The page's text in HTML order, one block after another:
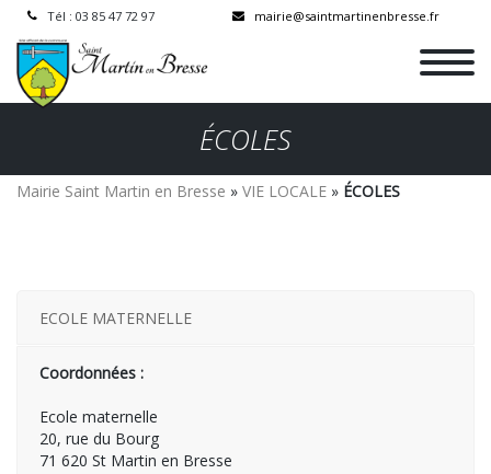
Tél : 03 85 47 72 97 mairie@saintmartinenbresse.fr
ÉCOLES
Mairie Saint Martin en Bresse » VIE LOCALE » ÉCOLES
ECOLE MATERNELLE
Coordonnées :
Ecole maternelle
20, rue du Bourg
71 620 St Martin en Bresse